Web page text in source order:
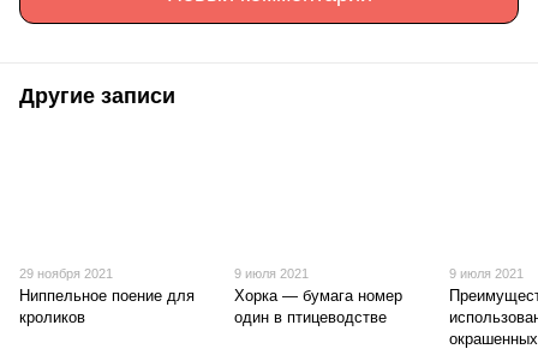
Другие записи
29 ноября 2021
Ниппельное поение для
кроликов
9 июля 2021
Хорка — бумага номер
один в птицеводстве
9 июля 2021